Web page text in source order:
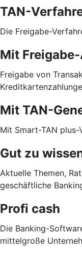
TAN-
Die Freigabe-
Mit
Freigabe von
Mit TAN-
Mit Smart-TAN
Gut zu
Aktuelle Themen,
geschäftliche
Profi cash
Die Banking-
mittelgroße